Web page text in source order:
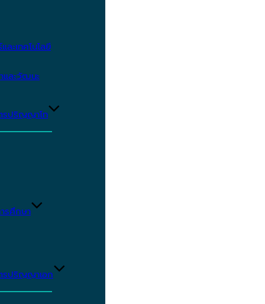
ะเทคโนโลยี
และวัฒนะ
รปริญญาโท
รศึกษา
รปริญญาเอก